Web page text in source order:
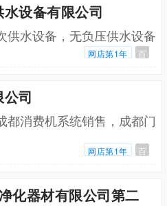
设备有限公司
供水设备，无负压供水设备
网店第1年 百
司
都消费机系统销售，成都门
网店第1年 百
化器材有限公司第二